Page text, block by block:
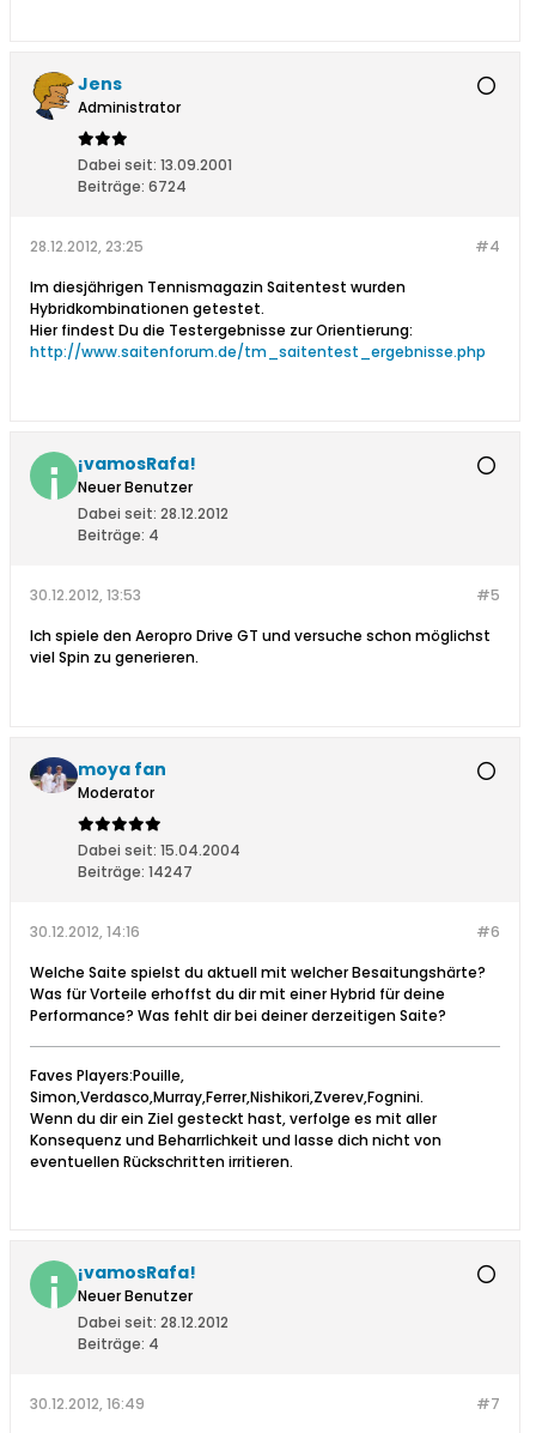
Jens
Administrator
Dabei seit: 13.09.2001
Beiträge: 6724
#4
28.12.2012, 23:25
Im diesjährigen Tennismagazin Saitentest wurden
Hybridkombinationen getestet.
Hier findest Du die Testergebnisse zur Orientierung:
http://www.saitenforum.de/tm_saitentest_ergebnisse.php
¡vamosRafa!
Neuer Benutzer
Dabei seit: 28.12.2012
Beiträge: 4
#5
30.12.2012, 13:53
Ich spiele den Aeropro Drive GT und versuche schon möglichst
viel Spin zu generieren.
moya fan
Moderator
Dabei seit: 15.04.2004
Beiträge: 14247
#6
30.12.2012, 14:16
Welche Saite spielst du aktuell mit welcher Besaitungshärte?
Was für Vorteile erhoffst du dir mit einer Hybrid für deine
Performance? Was fehlt dir bei deiner derzeitigen Saite?
Faves Players:Pouille,
Simon,Verdasco,Murray,Ferrer,Nishikori,Zverev,Fognini.
Wenn du dir ein Ziel gesteckt hast, verfolge es mit aller
Konsequenz und Beharrlichkeit und lasse dich nicht von
eventuellen Rückschritten irritieren.
¡vamosRafa!
Neuer Benutzer
Dabei seit: 28.12.2012
Beiträge: 4
#7
30.12.2012, 16:49